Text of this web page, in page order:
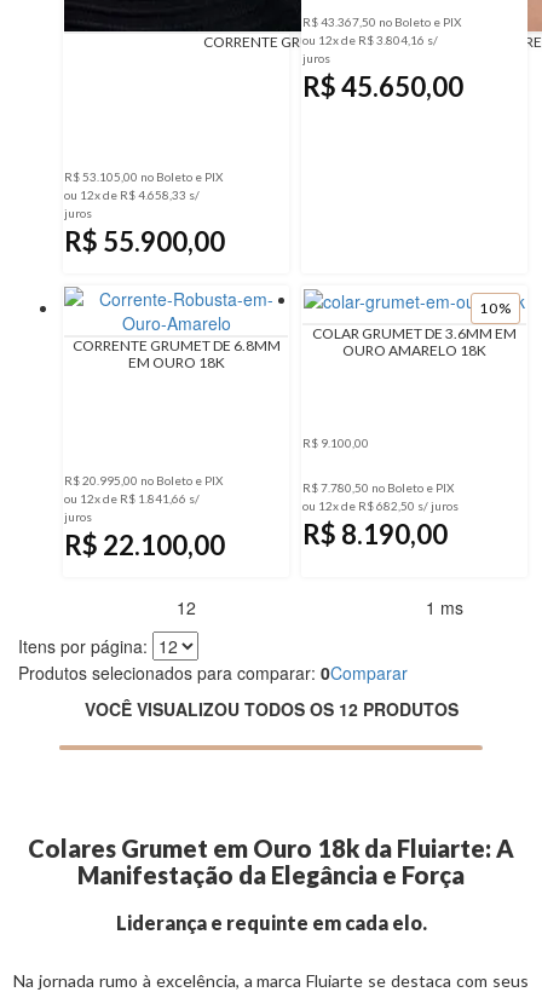
CORRENTE GRUMET DE 12.0MM EM OURO
R$ 53.105,00 no Boleto e PIX
ou 12x de R$ 4.658,33 s/
juros
R$ 55.900,00
R$ 43.367,50 no Boleto e PIX
ou 12x de R$ 3.804,16 s/
juros
R$ 45.650,00
CORRENTE GRUMET DE 6.8MM
EM OURO 18K
R$ 20.995,00 no Boleto e PIX
ou 12x de R$ 1.841,66 s/
juros
R$ 22.100,00
10%
COLAR GRUMET DE 3.6MM EM
OURO AMARELO 18K
R$ 7.780,50 no Boleto e PIX
ou 12x de R$ 682,50 s/ juros
R$ 9.100,00
R$ 8.190,00
12
1 ms
Itens por página:
Produtos selecionados para comparar: 0Comparar
VOCÊ VISUALIZOU TODOS OS 12 PRODUTOS
Colares Grumet em Ouro 18k da Fluiarte: A
Manifestação da Elegância e Força
Liderança e requinte em cada elo.
Na jornada rumo à excelência, a marca Fluiarte se destaca com seus